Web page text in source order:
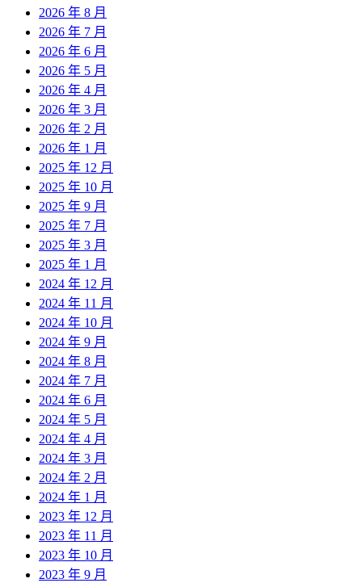
2026 年 8 月
2026 年 7 月
2026 年 6 月
2026 年 5 月
2026 年 4 月
2026 年 3 月
2026 年 2 月
2026 年 1 月
2025 年 12 月
2025 年 10 月
2025 年 9 月
2025 年 7 月
2025 年 3 月
2025 年 1 月
2024 年 12 月
2024 年 11 月
2024 年 10 月
2024 年 9 月
2024 年 8 月
2024 年 7 月
2024 年 6 月
2024 年 5 月
2024 年 4 月
2024 年 3 月
2024 年 2 月
2024 年 1 月
2023 年 12 月
2023 年 11 月
2023 年 10 月
2023 年 9 月